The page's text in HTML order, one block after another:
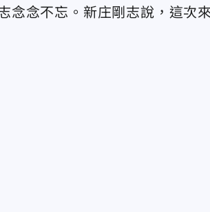
念念不忘。新庄剛志說，這次